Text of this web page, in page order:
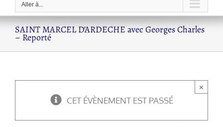
Aller à...
SAINT MARCEL D’ARDECHE avec Georges Charles
– Reporté
CET ÉVÈNEMENT EST PASSÉ
×